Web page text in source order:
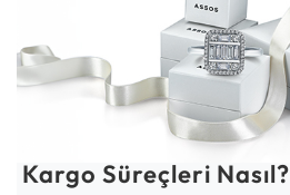
Kargo Süreçleri Nasıl?